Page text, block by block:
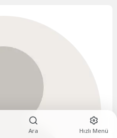
Ara Hızlı Menü